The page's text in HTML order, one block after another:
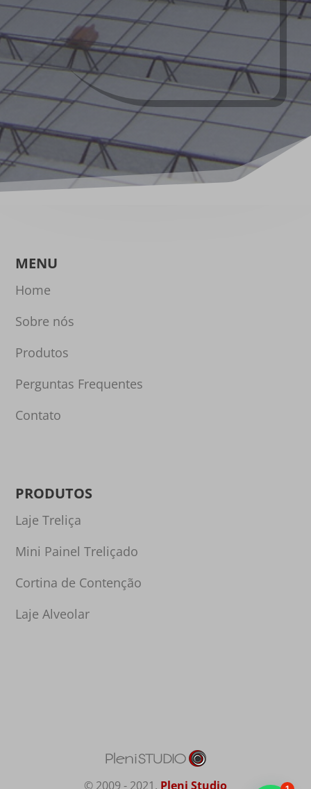
MENU
Home
Sobre nós
Produtos
Perguntas Frequentes
Contato
PRODUTOS
Laje Treliça
Mini Painel Treliçado
Cortina de Contenção
Laje Alveolar
© 2009 - 2021, Pleni Studio